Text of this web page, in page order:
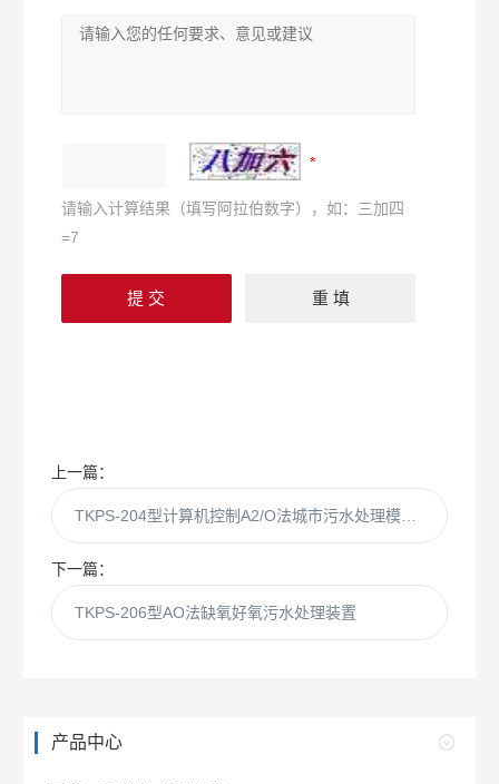
请输入计算结果（填写阿拉伯数字），如：三加四
=7
上一篇：
下一篇：
TKPS-206型AO法缺氧好氧污水处理装置
产品中心